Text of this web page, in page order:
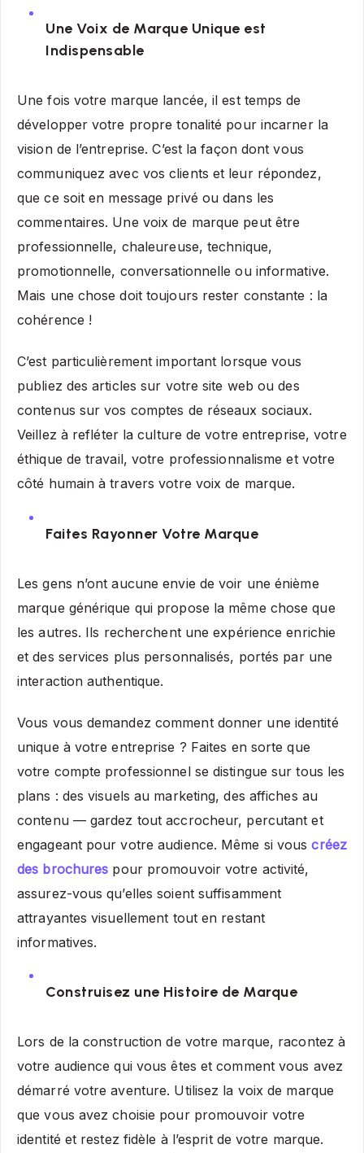
Une Voix de Marque Unique est
Indispensable
Une fois votre marque lancée, il est temps de
développer votre propre tonalité pour incarner la
vision de l’entreprise. C’est la façon dont vous
communiquez avec vos clients et leur répondez,
que ce soit en message privé ou dans les
commentaires. Une voix de marque peut être
professionnelle, chaleureuse, technique,
promotionnelle, conversationnelle ou informative.
Mais une chose doit toujours rester constante : la
cohérence !
C’est particulièrement important lorsque vous
publiez des articles sur votre site web ou des
contenus sur vos comptes de réseaux sociaux.
Veillez à refléter la culture de votre entreprise, votre
éthique de travail, votre professionnalisme et votre
côté humain à travers votre voix de marque.
Faites Rayonner Votre Marque
Les gens n’ont aucune envie de voir une énième
marque générique qui propose la même chose que
les autres. Ils recherchent une expérience enrichie
et des services plus personnalisés, portés par une
interaction authentique.
Vous vous demandez comment donner une identité
unique à votre entreprise ? Faites en sorte que
votre compte professionnel se distingue sur tous les
plans : des visuels au marketing, des affiches au
contenu — gardez tout accrocheur, percutant et
engageant pour votre audience. Même si vouscréez
des brochures pour promouvoir votre activité,
assurez-vous qu’elles soient suffisamment
attrayantes visuellement tout en restant
informatives.
Construisez une Histoire de Marque
Lors de la construction de votre marque, racontez à
votre audience qui vous êtes et comment vous avez
démarré votre aventure. Utilisez la voix de marque
que vous avez choisie pour promouvoir votre
identité et restez fidèle à l’esprit de votre marque.